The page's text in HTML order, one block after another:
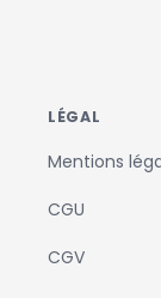
LÉGAL
Mentions
CGU
CGV